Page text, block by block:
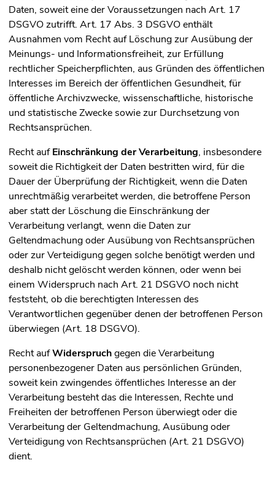
Daten, soweit eine der Voraussetzungen nach Art. 17
DSGVO zutrifft. Art. 17 Abs. 3 DSGVO enthält
Ausnahmen vom Recht auf Löschung zur Ausübung der
Meinungs- und Informationsfreiheit, zur Erfüllung
rechtlicher Speicherpflichten, aus Gründen des öffentlichen
Interesses im Bereich der öffentlichen Gesundheit, für
öffentliche Archivzwecke, wissenschaftliche, historische
und statistische Zwecke sowie zur Durchsetzung von
Rechtsansprüchen.
Recht aufEinschränkung der Verarbeitung, insbesondere
soweit die Richtigkeit der Daten bestritten wird, für die
Dauer der Überprüfung der Richtigkeit, wenn die Daten
unrechtmäßig verarbeitet werden, die betroffene Person
aber statt der Löschung die Einschränkung der
Verarbeitung verlangt, wenn die Daten zur
Geltendmachung oder Ausübung von Rechtsansprüchen
oder zur Verteidigung gegen solche benötigt werden und
deshalb nicht gelöscht werden können, oder wenn bei
einem Widerspruch nach Art. 21 DSGVO noch nicht
feststeht, ob die berechtigten Interessen des
Verantwortlichen gegenüber denen der betroffenen Person
überwiegen (Art. 18 DSGVO).
Recht aufWiderspruchgegen die Verarbeitung
personenbezogener Daten aus persönlichen Gründen,
soweit kein zwingendes öffentliches Interesse an der
Verarbeitung besteht das die Interessen, Rechte und
Freiheiten der betroffenen Person überwiegt oder die
Verarbeitung der Geltendmachung, Ausübung oder
Verteidigung von Rechtsansprüchen (Art. 21 DSGVO)
dient.